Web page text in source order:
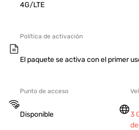
4G/LTE
Política de activación
El paquete se activa con el primer
Punto de acceso
Disponible
3